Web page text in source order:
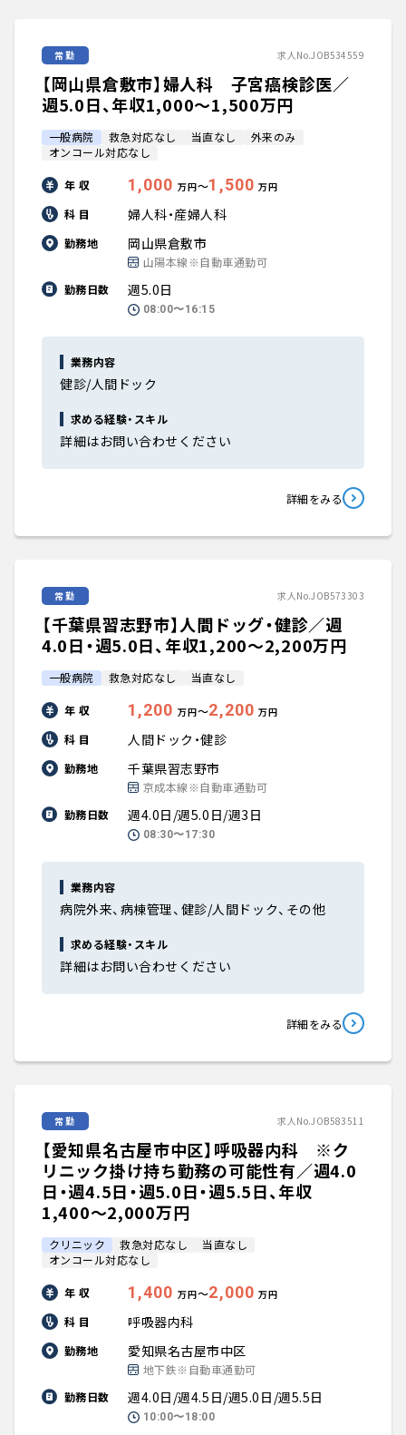
常勤 求人No.JOB534559
【岡山県倉敷市】婦人科 子宮癌検診医／
週5.0日、年収1,000〜1,500万円
一般病院 救急対応なし 当直なし
外来のみ
オンコール対応なし
年 収 1,000 万円〜1,500 万円
科 目 婦人科・産婦人科
勤務地 岡山県倉敷市
山陽本線※自動車通勤可
勤務日数
週5.0日
08:00〜16:15
業務内容
健診/人間ドック
求める経験・スキル
詳細はお問い合わせください
詳細をみる
常勤 求人No.JOB573303
【千葉県習志野市】人間ドッグ・健診／週
4.0日・週5.0日、年収1,200〜2,200万円
一般病院 救急対応なし 当直なし
年 収 1,200 万円〜2,200 万円
科 目 人間ドック・健診
勤務地 千葉県習志野市
京成本線※自動車通勤可
勤務日数
週4.0日/週5.0日/週3日
08:30〜17:30
業務内容
病院外来、病棟管理、健診/人間ドック、その他
求める経験・スキル
詳細はお問い合わせください
詳細をみる
常勤 求人No.JOB583511
【愛知県名古屋市中区】呼吸器内科 ※ク
リニック掛け持ち勤務の可能性有／週4.0
日・週4.5日・週5.0日・週5.5日、年収
1,400〜2,000万円
クリニック 救急対応なし
当直なし
オンコール対応なし
年 収 1,400 万円〜2,000 万円
科 目 呼吸器内科
勤務地 愛知県名古屋市中区
地下鉄※自動車通勤可
勤務日数
週4.0日/週4.5日/週5.0日/週5.5日
10:00〜18:00